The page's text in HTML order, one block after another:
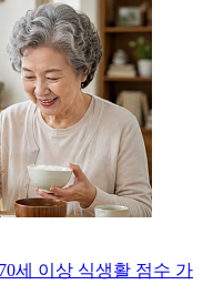
세 이상 식생활 점수 가